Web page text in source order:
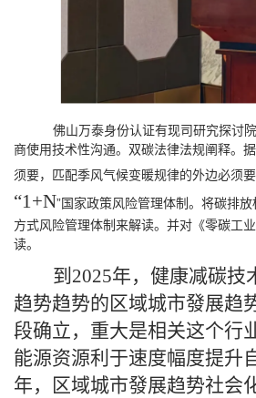
佛山万泰身份认证有现司研究探讨
商使用技术性沟通。双碳法律法规阐释。
须要，匹配季风气候变暖规律的外边必须
“1+N”国家政策风险管理体制。将碳排
方式风险管理体制来解读。并对《零碳工
读。
到2025年，健康减碳技
趋势趋势的区域城市發展趋
段确立，重大是相关这个行
能源资源利于速度幅度提升
年，区域城市發展趋势社会